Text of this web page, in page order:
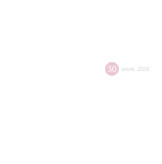
30 июля 2026